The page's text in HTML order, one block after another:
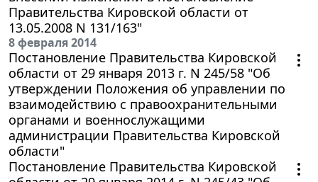
Правительства Кировской области от
13.05.2008 N 131/163"
8 февраля 2014
Постановление Правительства Кировской
области от 29 января 2013 г. N 245/58 "Об
утверждении Положения об управлении по
взаимодействию с правоохранительными
органами и военнослужащими
администрации Правительства Кировской
области"
Постановление Правительства Кировской